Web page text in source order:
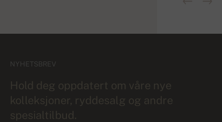
NYHETSBREV
Hold deg oppdatert om våre nye
kolleksjoner, ryddesalg og andre
spesialtilbud.